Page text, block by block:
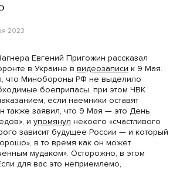
2023
Евгений Пригожин рассказал
в Украине в видеозаписи к 9 Мая.
что Минобороны РФ не выделило
боеприпасы, при этом ЧВК
если наемники оставят
также заявил, что 9 Мая — это День
и упомянул некоего «счастливого
зависит будущее России — и который
в то время как он может
мудаком». Осторожно, в этом
для вас это неприемлемо,